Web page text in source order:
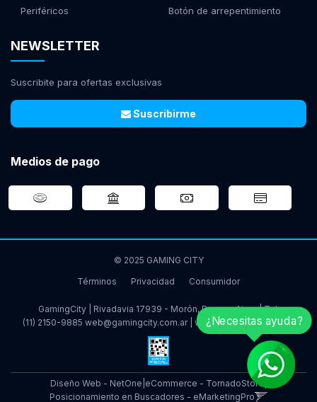
Periféricos
Botón de arrepentimiento
NEWSLETTER
Suscribite para ofertas exclusivas
Suscribirme
Medios de pago
© 2025 GAMING CITY
Términos
Privacidad Consumidor
GamingCity | Rivadavia 17939 - Morón, Buenos Aires | Tel:
(11) 2150-9885 web@gamingcity.com.ar www.gamingcity.com.ar
Diseño Web - NetOne eCommerce - TornadoStore
Posicionamiento en Buscadores - eMarketingPro
¿Necesitas ayuda?